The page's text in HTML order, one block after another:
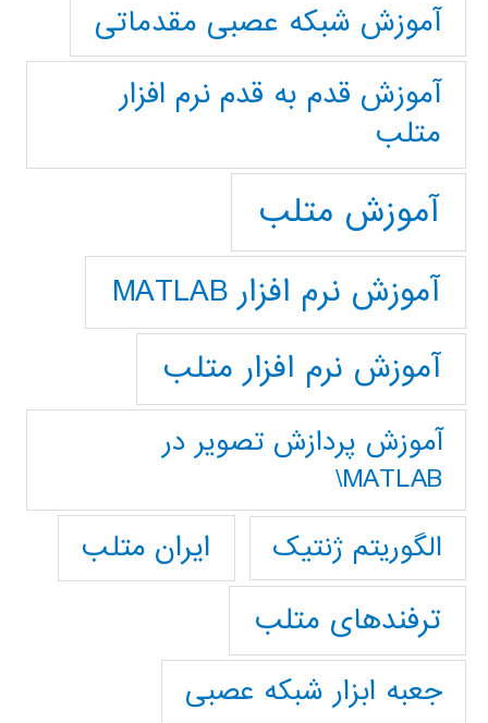
آموزش شبکه عصبی مقدماتی
آموزش قدم به قدم نرم افزار
متلب
آموزش متلب
آموزش نرم افزار MATLAB
آموزش نرم افزار متلب
آموزش پردازش تصوير در
MATLAB\
الگوریتم ژنتیک
ایران متلب
ترفندهای متلب
جعبه ابزار شبکه عصبی